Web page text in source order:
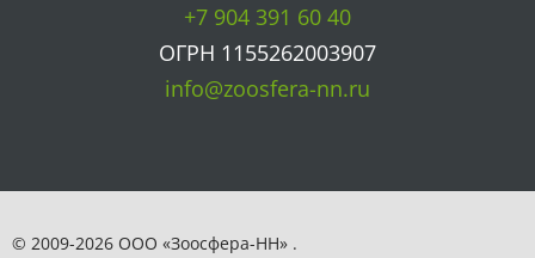
+7 904 391 60 40
ОГРН 1155262003907
info@zoosfera-nn.ru
© 2009-2026 ООО «Зоосфера-НН» .